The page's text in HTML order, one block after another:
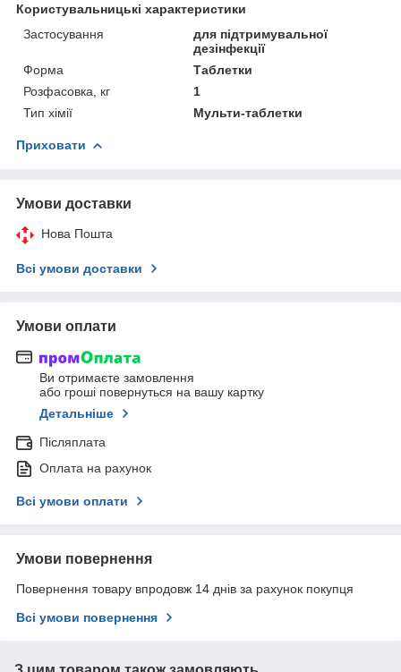
Користувальницькі характеристики
Застосування
для підтримувальної
дезінфекції
Форма
Таблетки
Розфасовка, кг
1
Тип хімії
Мульти-таблетки
Приховати
Умови доставки
Нова Пошта
Всі умови доставки
Умови оплати
Ви отримаєте замовлення
або гроші повернуться на вашу картку
Детальніше
Післяплата
Оплата на рахунок
Всі умови оплати
Умови повернення
Повернення товару впродовж 14 днів за рахунок покупця
Всі умови повернення